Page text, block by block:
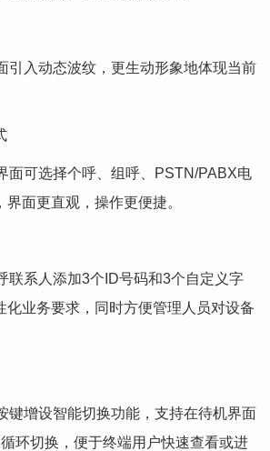
入动态波纹，更生动形象地体现当前
可选择个呼、组呼、PSTN/PABX电
面更直观，操作更便捷。
系人添加3个ID号码和3个自定义字
化业务要求，同时方便管理人员对设备
增设智能切换功能，支持在待机界面
环切换，便于终端用户快速查看或进